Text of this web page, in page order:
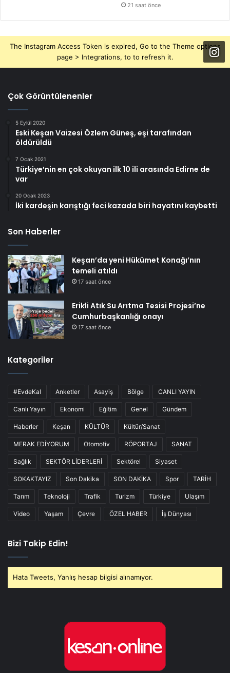
21 saat önce
The Instagram Access Token is expired, Go to the Theme options
page > Integrations, to to refresh it.
Çok Görüntülenenler
5 Eylül 2020
Eski Keşan Vaizesi Özlem Güneş, eşi tarafından
öldürüldü
7 Ocak 2021
Türkiye’nin en çok okuyan ilk 10 ili arasında Edirne de
var
20 Ocak 2023
İki kardeşin karıştığı feci kazada biri hayatını kaybetti
Son Haberler
Keşan’da yeni Hükümet Konağı’nın
temeli atıldı
17 saat önce
Erikli Atık Su Arıtma Tesisi Projesi’ne
Cumhurbaşkanlığı onayı
17 saat önce
Kategoriler
#EvdeKal Anketler Asayiş Bölge CANLI YAYIN
Canlı Yayın Ekonomi Eğitim Genel Gündem
Haberler Keşan KÜLTÜR Kültür/Sanat
MERAK EDİYORUM Otomotiv RÖPORTAJ SANAT
Sağlık SEKTÖR LİDERLERİ Sektörel Siyaset
SOKAKTAYIZ Son Dakika SON DAKİKA Spor TARİH
Tarım Teknoloji Trafik Turizm Türkiye Ulaşım
Video Yaşam Çevre ÖZEL HABER İş Dünyası
Bizi Takip Edin!
Hata Tweets, Yanlış hesap bilgisi alınamıyor.